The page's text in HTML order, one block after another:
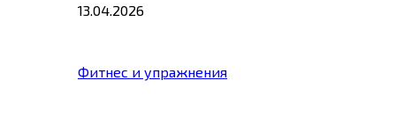
13.04.2026
Фитнес и упражнения